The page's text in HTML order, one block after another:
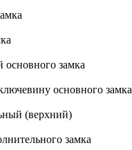
основного замка
основного замка
(верхний)
замка